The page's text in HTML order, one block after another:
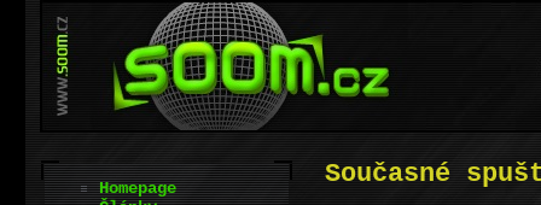
Současné
Homepage